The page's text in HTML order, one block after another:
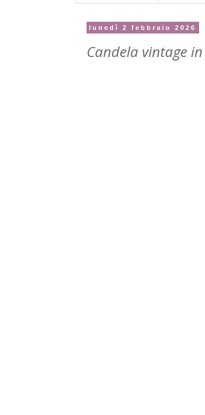
lunedì 2 febbraio 2026
Candela vintage